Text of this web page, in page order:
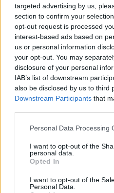
targeted advertising by us,
section to confirm your
opt-out request is processed
interest-based ads based on
us or personal information
your opt-out. You may
disclosure of your personal
IAB’s list of downstream
also be disclosed by us to third
Downstream Participants that
Please note that this website/
not limited to your visit or
grant or deny consent to
use your data for below
consent section.
Personal Data Processing
I want to opt-out of the
personal data.
Opted In
I want to opt-out of the
Personal Data.
La candidatura di Irsina per
Cultura 2029
Susanna Riva · 5 Ago 2026
BREAKING NEWS